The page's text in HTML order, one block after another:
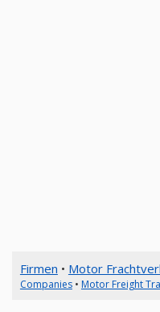
Firmen • Motor
Companies• Motor Freight